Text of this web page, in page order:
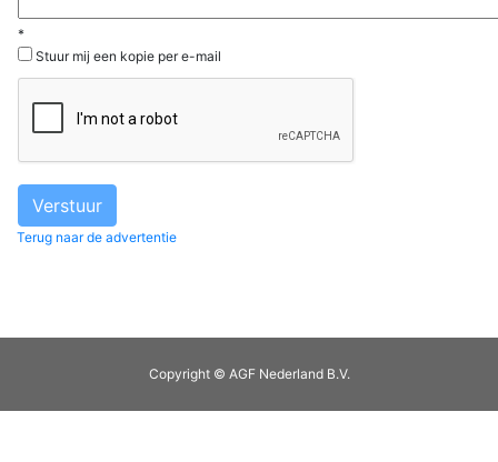
*
Stuur mij een kopie per e-mail
Terug naar de advertentie
Copyright © AGF Nederland B.V.